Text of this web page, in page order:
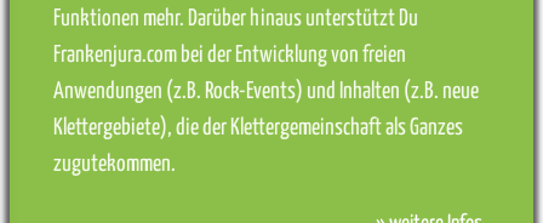
Funktionen mehr. Darüber hinaus unterstützt Du
Frankenjura.com bei der Entwicklung von freien
Anwendungen (z.B. Rock-Events) und Inhalten (z.B. neue
Klettergebiete), die der Klettergemeinschaft als Ganzes
zugutekommen.